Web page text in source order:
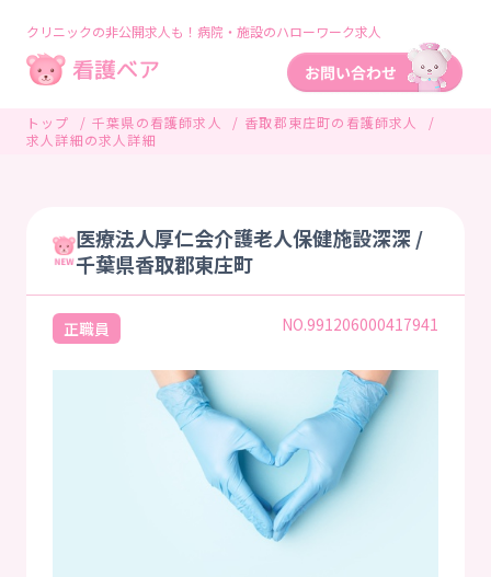
クリニックの非公開求人も！病院・施設のハローワーク求人
トップ 千葉県の看護師求人
香取郡東庄町の看護師求人
求人詳細の求人詳細
医療法人厚仁会介護老人保健施設深深 /
千葉県香取郡東庄町
正職員 NO.991206000417941